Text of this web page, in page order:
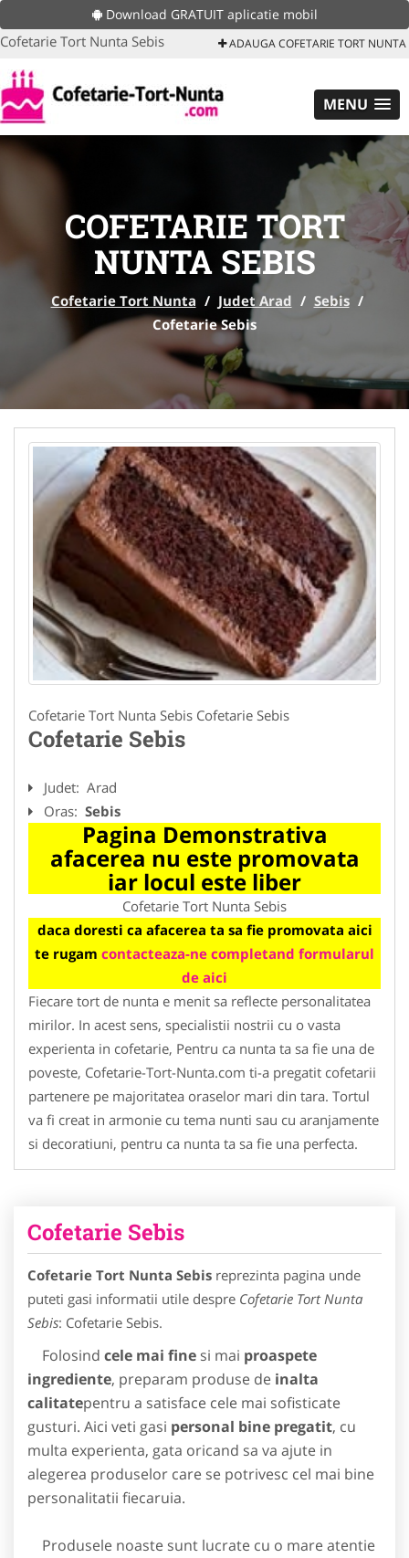
Download GRATUIT aplicatie mobil
Cofetarie Tort Nunta Sebis ADAUGA COFETARIE TORT NUNTA
MENU
COFETARIE TORT
NUNTA SEBIS
Cofetarie Tort Nunta / Judet Arad / Sebis /
Cofetarie Sebis
Cofetarie Tort Nunta Sebis Cofetarie Sebis
Cofetarie Sebis
Judet: Arad
Oras: Sebis
Pagina Demonstrativa
afacerea nu este promovata
iar locul este liber
Cofetarie Tort Nunta Sebis
daca doresti ca afacerea ta sa fie promovata aici
te rugam contacteaza-ne completand formularul
de aici
Fiecare tort de nunta e menit sa reflecte personalitatea
mirilor. In acest sens, specialistii nostrii cu o vasta
experienta in cofetarie, Pentru ca nunta ta sa fie una de
poveste, Cofetarie-Tort-Nunta.com ti-a pregatit cofetarii
partenere pe majoritatea oraselor mari din tara. Tortul
va fi creat in armonie cu tema nunti sau cu aranjamente
si decoratiuni, pentru ca nunta ta sa fie una perfecta.
Cofetarie Sebis
Cofetarie Tort Nunta Sebis reprezinta pagina unde
puteti gasi informatii utile despre Cofetarie Tort Nunta
Sebis: Cofetarie Sebis.
Folosind cele mai fine si mai proaspete
ingrediente, preparam produse de inalta
calitatepentru a satisface cele mai sofisticate
gusturi. Aici veti gasi personal bine pregatit, cu
multa experienta, gata oricand sa va ajute in
alegerea produselor care se potrivesc cel mai bine
personalitatii fiecaruia.
Produsele noaste sunt lucrate cu o mare atentie